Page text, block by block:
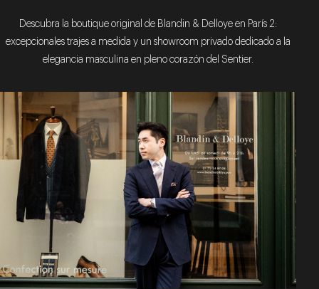
Descubra la boutique original de Blandin & Delloye en París 2:
excepcionales trajes a medida y un showroom privado dedicado a la
elegancia masculina en pleno corazón del Sentier.